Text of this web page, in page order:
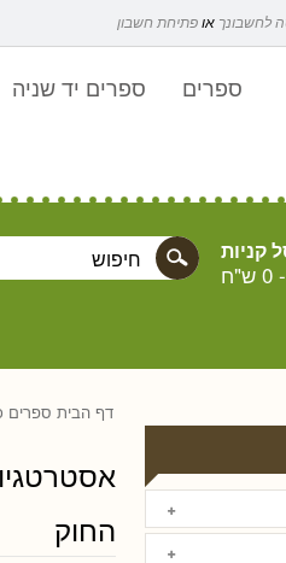
לחשבונך אופתיחת חשבון
ספרים ספרים יד שניה
קניות
- 0 ש"ח
דף הבית ספרים
החוק